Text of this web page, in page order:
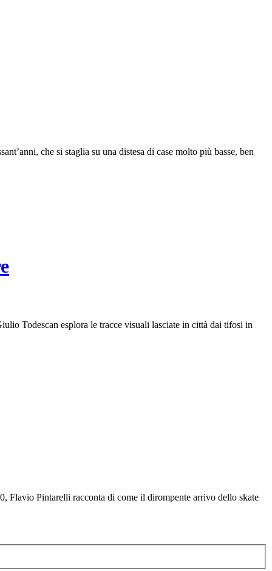
che si staglia su una distesa di case molto più basse, ben
Todescan esplora le tracce visuali lasciate in città dai tifosi in
Flavio Pintarelli racconta di come il dirompente arrivo dello skate